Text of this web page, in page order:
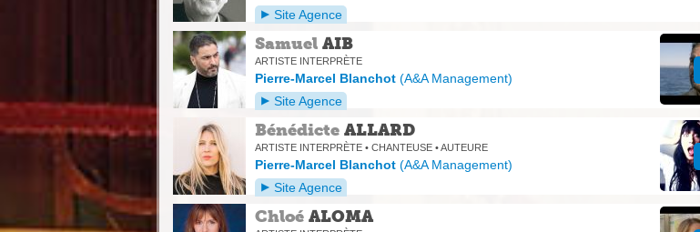
Site Agence
Samuel AIB
ARTISTE INTERPRÈTE
Pierre-Marcel Blanchot (A&A Management)
Site Agence
Bénédicte ALLARD
ARTISTE INTERPRÈTE • CHANTEUSE • AUTEURE
Pierre-Marcel Blanchot (A&A Management)
Site Agence
Chloé ALOMA